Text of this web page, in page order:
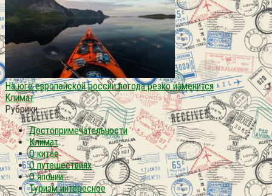
На юге европейской россии погода резко изменится
Климат
Рубрики
Достопримечательности
Климат
О китае
О путешествиях
О японии
Туризм интересное